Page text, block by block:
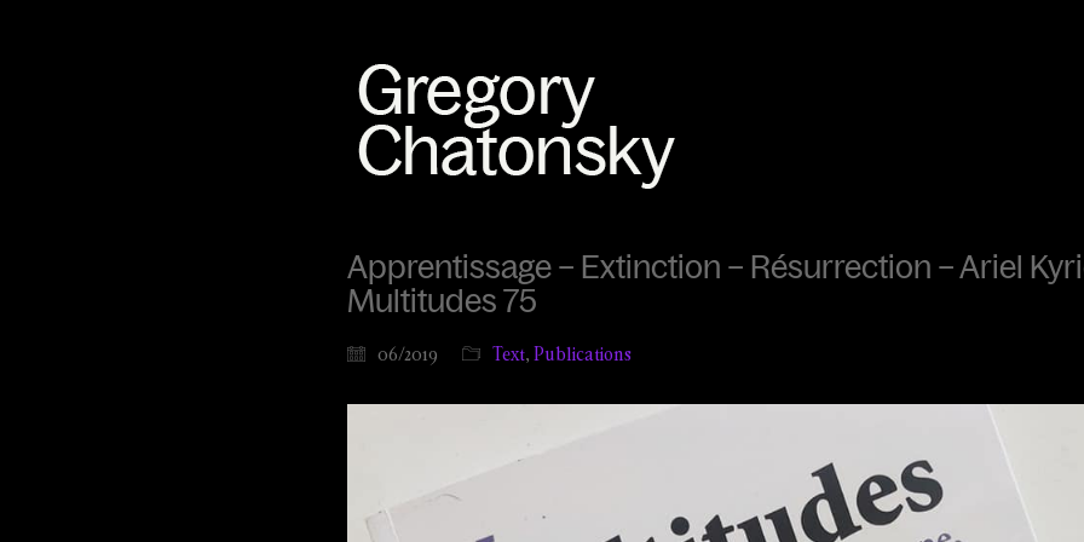
Apprentissage – Extinction – Résurrection – Ariel
Multitudes 75
06/2019 Text, Publications